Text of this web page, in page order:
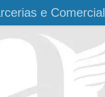
e Comercial